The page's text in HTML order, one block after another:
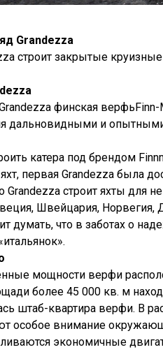
Grandezza
строит закрытые
финская верфьFinn-
дальновидными и
катера под брендом
первая Grandezza была
Grandezza строит яхты для
Швейцария, Норвегия,
думать, что в заботах о
мощности верфи
более 45 000 кв. м
штаб-квартира верфи. В
особое внимание
экономичные